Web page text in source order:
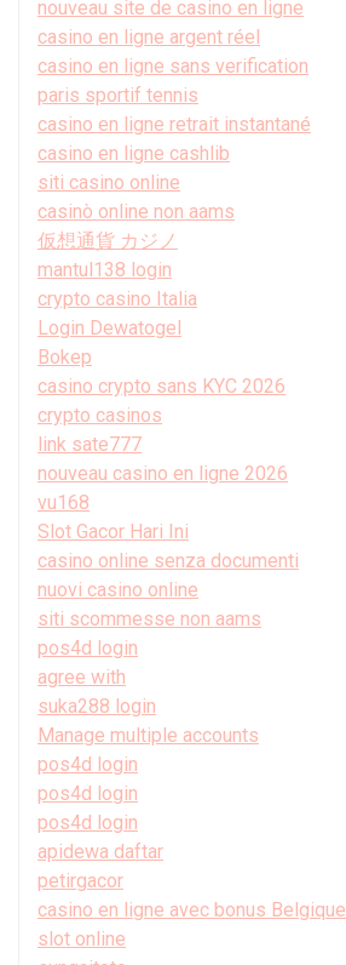
nouveau site de casino en ligne
casino en ligne argent réel
casino en ligne sans verification
paris sportif tennis
casino en ligne retrait instantané
casino en ligne cashlib
siti casino online
casinò online non aams
仮想通貨 カジノ
mantul138 login
crypto casino Italia
Login Dewatogel
Bokep
casino crypto sans KYC 2026
crypto casinos
link sate777
nouveau casino en ligne 2026
vu168
Slot Gacor Hari Ini
casino online senza documenti
nuovi casino online
siti scommesse non aams
pos4d login
agree with
suka288 login
Manage multiple accounts
pos4d login
pos4d login
pos4d login
apidewa daftar
petirgacor
casino en ligne avec bonus Belgique
slot online